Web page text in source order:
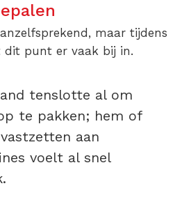
maar tijdens
dit punt er vaak bij in.
tenslotte al om
te pakken; hem of
aan
voelt al snel